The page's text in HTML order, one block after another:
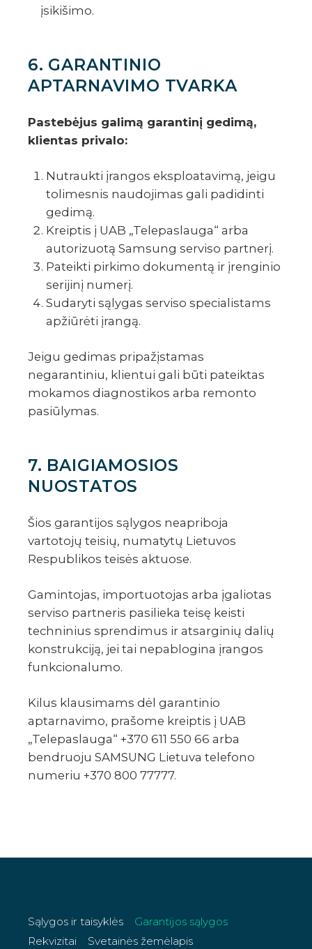
įsikišimo.
6. GARANTINIO
APTARNAVIMO TVARKA
Pastebėjus galimą garantinį gedimą,
klientas privalo:
Nutraukti įrangos eksploatavimą, jeigu
tolimesnis naudojimas gali padidinti
gedimą.
Kreiptis į UAB „Telepaslauga“ arba
autorizuotą Samsung serviso partnerį.
Pateikti pirkimo dokumentą ir įrenginio
serijinį numerį.
Sudaryti sąlygas serviso specialistams
apžiūrėti įrangą.
Jeigu gedimas pripažįstamas
negarantiniu, klientui gali būti pateiktas
mokamos diagnostikos arba remonto
pasiūlymas.
7. BAIGIAMOSIOS
NUOSTATOS
Šios garantijos sąlygos neapriboja
vartotojų teisių, numatytų Lietuvos
Respublikos teisės aktuose.
Gamintojas, importuotojas arba įgaliotas
serviso partneris pasilieka teisę keisti
techninius sprendimus ir atsarginių dalių
konstrukciją, jei tai nepablogina įrangos
funkcionalumo.
Kilus klausimams dėl garantinio
aptarnavimo, prašome kreiptis į UAB
„Telepaslauga“ +370 611 550 66 arba
bendruoju SAMSUNG Lietuva telefono
numeriu +370 800 77777.
Sąlygos ir taisyklės
Garantijos sąlygos
Rekvizitai
Svetainės žemėlapis